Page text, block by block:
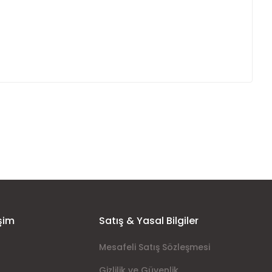
Satış & Yasal Bilgiler
Mesafeli Satış Sözleşmesi